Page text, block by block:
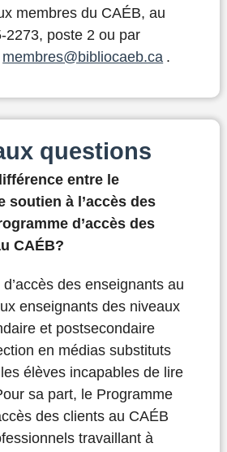
membres du CAÉB, au
2273, poste 2 ou par
membres@bibliocaeb.ca .
questions
entre le
soutien à l’accès des
d’accès des
CAÉB?
des enseignants au
enseignants des niveaux
et postsecondaire
en médias substituts
élèves incapables de lire
sa part, le Programme
des clients au CAÉB
travaillant à